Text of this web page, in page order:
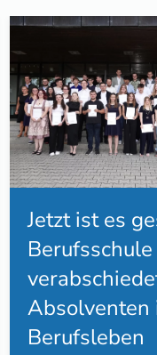
Jetzt ist es
Absolventen
Berufsleben